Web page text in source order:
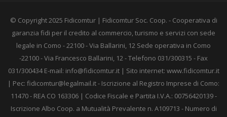
© Copyright 2025 Fidicomtur | Fidicomtur Soc. Coop. - Cooperativa di
garanzia fidi per il credito al commercio, turismo e servizi con sede
legale in Como - 22100 - Via Ballarini, 12 Sede operativa in Como
-22100 - Via Francesco Ballarini, 12 - Telefono 031/300315 - Fax
031/300434 E-mail: info@fidicomtur.it| Sito internet: www.fidicomtur.it
| Pec: fidicomtur@legalmail.it- Iscrizione al Registro Imprese di Como:
11470 - REA CO 163306 | Codice Fiscale e Partita I.V.A.: 00756420139 -
Iscrizione Albo Coop. a Mutualità Prevalente n. A109713 - Numero di